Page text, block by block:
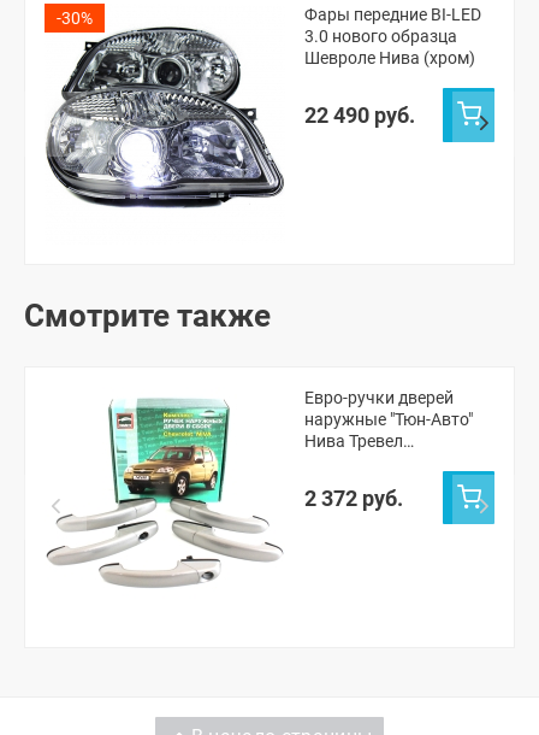
-30%
Фары передние BI-LED
3.0 нового образца
Шевроле Нива (хром)
22 490 руб.
Смотрите также
Евро-ручки дверей
наружные "Тюн-Авто"
Нива Тревел
2 372 руб.